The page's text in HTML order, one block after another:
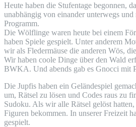
Heu­te haben die Stu­fen­ta­ge begon­nen,
unab­hän­gig von ein­an­der unter­wegs und
Programm.
Die Wöl­f­lin­ge waren heu­te bei einem
haben Spie­le gespielt. Unter ande­rem
wir als Fle­der­mäu­se die ande­ren Wös,
Wir haben coo­le Din­ge über den Wald
BWKA. Und abends gab es Gnoc­ci mit
Die Jup­fis haben ein Gelän­de­spiel
um, Rät­sel zu lösen und Codes raus zu
Sudo­ku. Als wir alle Rät­sel gelöst
Figu­ren bekom­men. In unse­rer Frei­zeit
gespielt.